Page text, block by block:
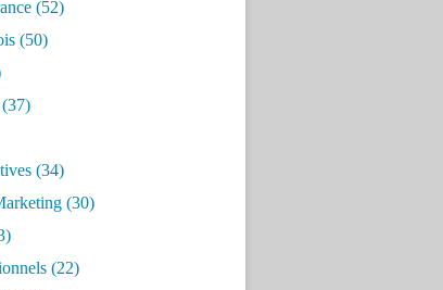
(52)
(50)
(37)
(34)
(30)
(22)